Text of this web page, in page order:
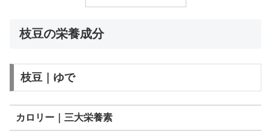
枝豆の栄養成分
枝豆｜ゆで
カロリー｜三大栄養素